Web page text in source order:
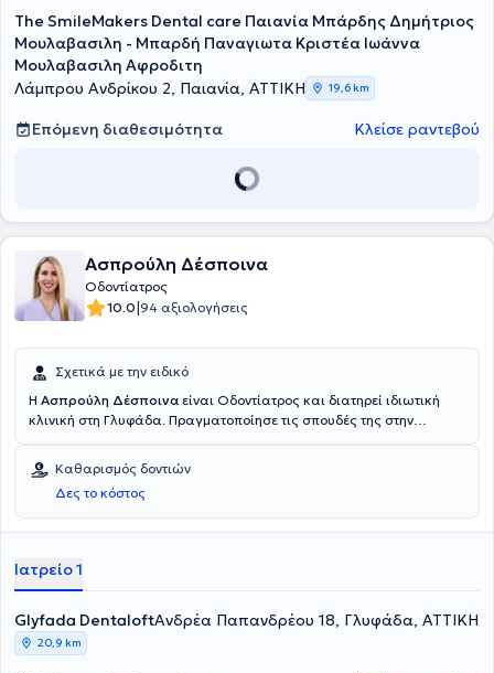
The SmileMakers Dental care Παιανία Μπάρδης Δημήτριος
Μουλαβασιλη - Μπαρδή Παναγιωτα Κριστέα Ιωάννα
Μουλαβασιλη Αφροδιτη
Λάμπρου Ανδρίκου 2, Παιανία, ΑΤΤΙΚΗ
19,6 km
Επόμενη διαθεσιμότητα Κλείσε ραντεβού
Ασπρούλη Δέσποινα
Οδοντίατρος
10.0|94 αξιολογήσεις
Σχετικά με την ειδικό
Η Ασπρούλη Δέσποινα είναι Οδοντίατρος και διατηρεί ιδιωτική
κλινική στη Γλυφάδα. Πραγματοποίησε τις σπουδές της στην
Διαθέτει εμπειρία και επιμελείται για τη συνεχή παρακολούθηση
συνεδρίων και σεμιναρίων στo πλαίσιo της συνεχιζόμενης
εκπαίδευσης.
Καθαρισμός δοντιών
Δες το κόστος
Ιατρείο 1
Glyfada DentaloftΑνδρέα Παπανδρέου 18, Γλυφάδα, ΑΤΤΙΚΗ
20,9 km